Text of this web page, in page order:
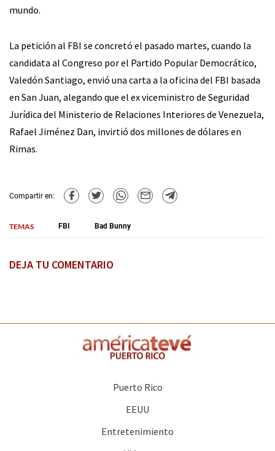
mundo.
La petición al FBI se concretó el pasado martes, cuando la
candidata al Congreso por el Partido Popular Democrático,
Valedón Santiago, envió una carta a la oficina del FBI basada
en San Juan, alegando que el ex viceministro de Seguridad
Jurídica del Ministerio de Relaciones Interiores de Venezuela,
Rafael Jiménez Dan, invirtió dos millones de dólares en
Rimas.
Compartir en:
TEMAS FBI Bad Bunny
DEJA TU COMENTARIO
Puerto Rico
EEUU
Entretenimiento